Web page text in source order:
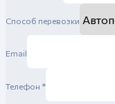
Способ перевозки
Email
Телефон *